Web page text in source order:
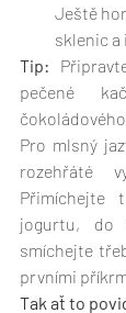
Ještě
sklenic a
Tip:
pečené
Pro mlsný
rozehřáté
Přimíchejte
jogurtu, do
smíchejte
prvními
Tak ať to